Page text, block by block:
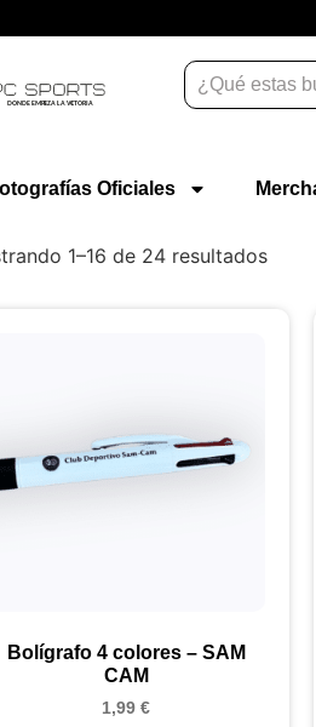
para equipos
Oficiales
1–16 de 24 resultados
Bolígrafo 4 colores – SAM
CAM
1,99 €